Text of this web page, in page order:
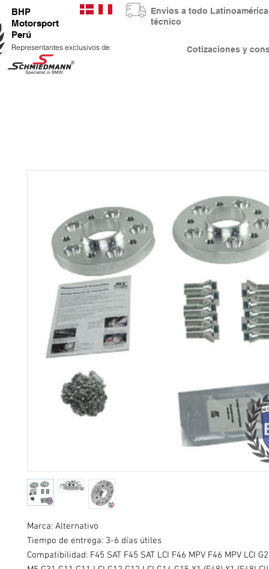
BHP
Motorsport
Perú
Representantes exclusivos de Cotizaciones y
Envios a todo
técnico
Marca: Alternativo
Tiempo de entrega: 3-6 días útiles
Compatibilidad: F45 SAT F45 SAT LCI F46 MPV F46 MPV LCI